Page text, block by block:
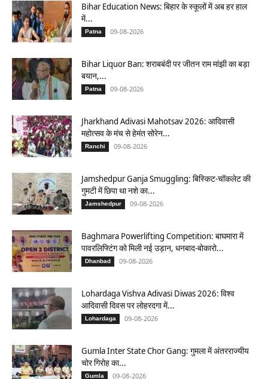
Bihar Education News: बिहार के स्कूलों में अब हर हाल
में...
Patna 09-08-2026
Bihar Liquor Ban: शराबबंदी पर जीतन राम मांझी का बड़ा
बयान,...
Patna 09-08-2026
Jharkhand Adivasi Mahotsav 2026: आदिवासी
महोत्सव के मंच से हेमंत सोरेन...
Ranchi 09-08-2026
Jamshedpur Ganja Smuggling: बिस्किट-चॉकलेट की
गुमटी में छिपा था नशे का...
Jamshedpur 09-08-2026
Baghmara Powerlifting Competition: बाघमारा में
पावरलिफ्टिंग को मिली नई उड़ान, धनबाद-बोकारो...
Dhanbad 09-08-2026
Lohardaga Vishva Adivasi Diwas 2026: विश्व
आदिवासी दिवस पर लोहरदगा में...
Lohardaga 09-08-2026
Gumla Inter State Chor Gang: गुमला में अंतरराज्यीय
चोर गिरोह का...
Gumla 09-08-2026